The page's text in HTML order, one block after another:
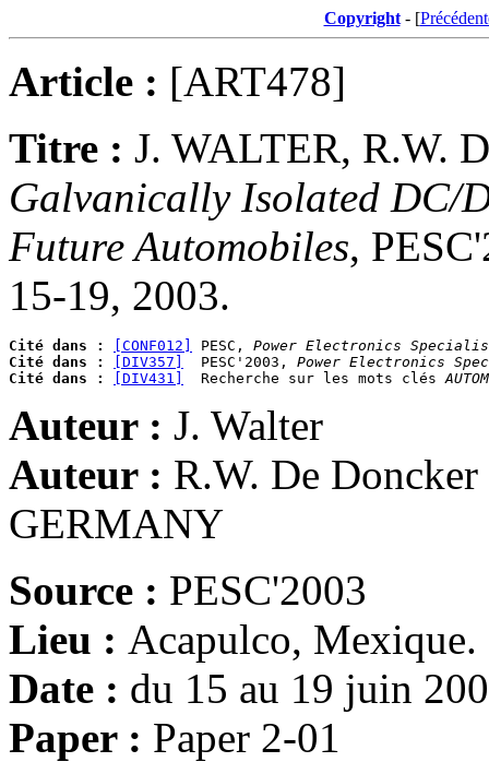
Copyright- [
Article : [ART478]
Titre : J. WALTER, R.W.
Galvanically Isolated DC/
Future Automobiles,
15-19, 2003.
Cité dans : [CONF012] PESC, Power Electronics
Cité dans :
[DIV357]
  PESC'2003,
Power Electronics
Cité dans :
[DIV431]
  Recherche sur les mots clés
Auteur : J. Walter
Auteur : R.W. De
GERMANY
Source : PESC'2003
Lieu : Acapulco, Mexique.
Date : du 15 au 19 juin
Paper : Paper 2-01